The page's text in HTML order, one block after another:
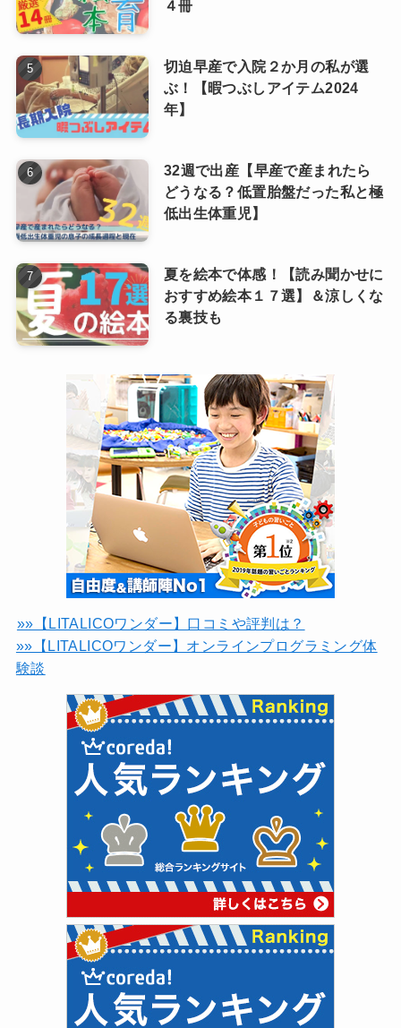
４冊
切迫早産で入院２か月の私が選
ぶ！【暇つぶしアイテム2024
年】
32週で出産【早産で産まれたら
どうなる？低置胎盤だった私と極
低出生体重児】
夏を絵本で体感！【読み聞かせに
おすすめ絵本１７選】＆涼しくな
る裏技も
»»【LITALICOワンダー】口コミや評判は？
»»【LITALICOワンダー】オンラインプログラミング体
験談